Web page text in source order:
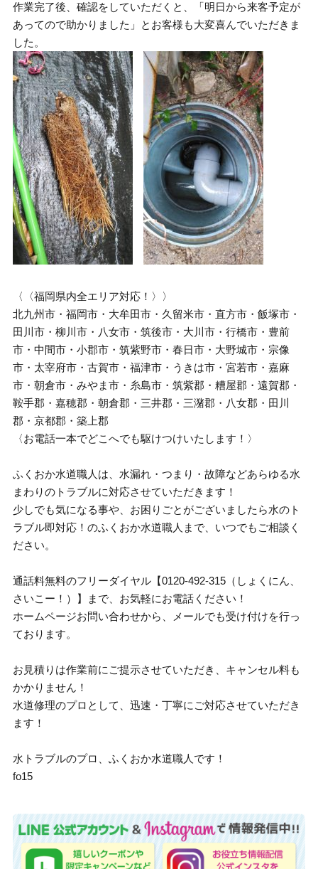
作業完了後、確認をしていただくと、「明日から来客予定が
あってので助かりました」とお客様も大変喜んでいただきま
した。
〈〈福岡県内全エリア対応！〉〉
北九州市・福岡市・大牟田市・久留米市・直方市・飯塚市・
田川市・柳川市・八女市・筑後市・大川市・行橋市・豊前
市・中間市・小郡市・筑紫野市・春日市・大野城市・宗像
市・太宰府市・古賀市・福津市・うきは市・宮若市・嘉麻
市・朝倉市・みやま市・糸島市・筑紫郡・糟屋郡・遠賀郡・
鞍手郡・嘉穂郡・朝倉郡・三井郡・三潴郡・八女郡・田川
郡・京都郡・築上郡
〈お電話一本でどこへでも駆けつけいたします！〉
ふくおか水道職人は、水漏れ・つまり・故障などあらゆる水
まわりのトラブルに対応させていただきます！
少しでも気になる事や、お困りごとがございましたら水のト
ラブル即対応！のふくおか水道職人まで、いつでもご相談く
ださい。
通話料無料のフリーダイヤル【0120-492-315（しょくにん、
さいこー！）】まで、お気軽にお電話ください！
ホームページお問い合わせから、メールでも受け付けを行っ
ております。
お見積りは作業前にご提示させていただき、キャンセル料も
かかりません！
水道修理のプロとして、迅速・丁寧にご対応させていただき
ます！
水トラブルのプロ、ふくおか水道職人です！
fo15